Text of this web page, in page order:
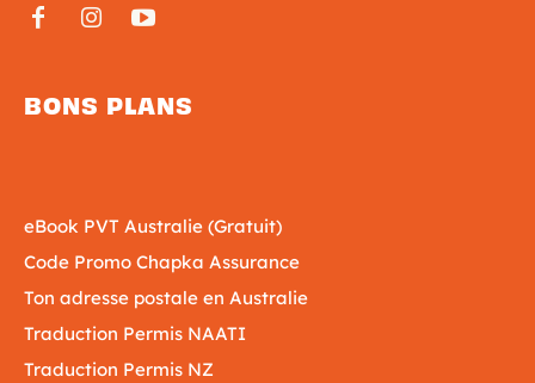
BONS PLANS
eBook PVT Australie (Gratuit)
Code Promo Chapka Assurance
Ton adresse postale en Australie
Traduction Permis NAATI
Traduction Permis NZ